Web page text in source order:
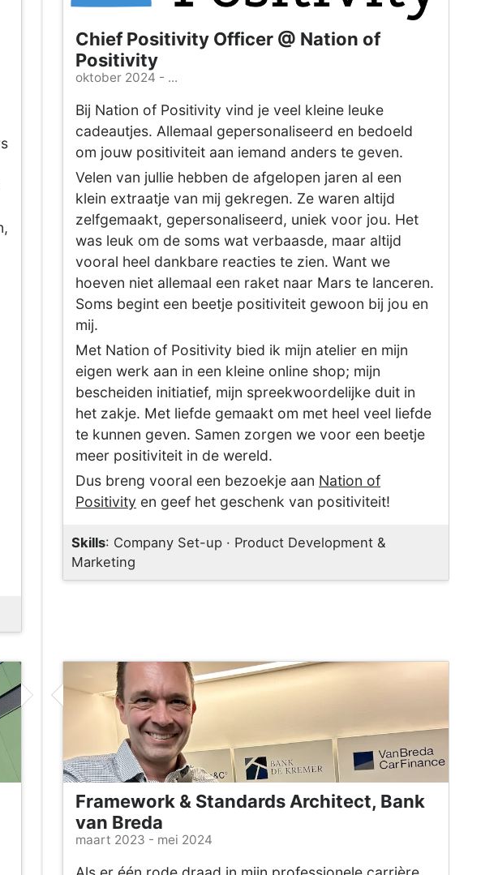
Chief Positivity Officer @ Nation of
Positivity
oktober 2024 - ...
Bij Nation of Positivity vind je veel kleine leuke
cadeautjes. Allemaal gepersonaliseerd en bedoeld
om jouw positiviteit aan iemand anders te geven.
Velen van jullie hebben de afgelopen jaren al een
klein extraatje van mij gekregen. Ze waren altijd
zelfgemaakt, gepersonaliseerd, uniek voor jou. Het
was leuk om de soms wat verbaasde, maar altijd
vooral heel dankbare reacties te zien. Want we
hoeven niet allemaal een raket naar Mars te lanceren.
Soms begint een beetje positiviteit gewoon bij jou en
mij.
Met Nation of Positivity bied ik mijn atelier en mijn
eigen werk aan in een kleine online shop; mijn
bescheiden initiatief, mijn spreekwoordelijke duit in
het zakje. Met liefde gemaakt om met heel veel liefde
te kunnen geven. Samen zorgen we voor een beetje
meer positiviteit in de wereld.
Dus breng vooral een bezoekje aan Nation of
Positivity en geef het geschenk van positiviteit!
Skills: Company Set-up · Product Development &
Marketing
Framework & Standards Architect, Bank
van Breda
maart 2023 - mei 2024